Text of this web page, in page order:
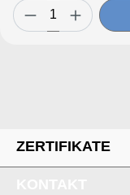
ZERTIFIKATE